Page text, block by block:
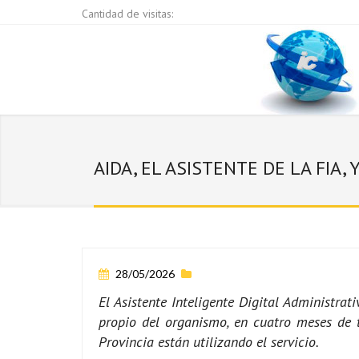
Cantidad de visitas:
AIDA, EL ASISTENTE DE LA FIA,
28/05/2026
El Asistente Inteligente Digital
propio del organismo, en cuatro meses
Provincia están utilizando el servicio.